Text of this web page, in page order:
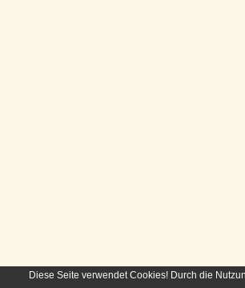
Diese Seite verwendet Cookies! Durch die